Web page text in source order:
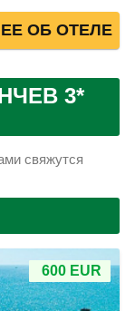
ОБ ОТЕЛЕ
3*
свяжутся
600 EUR